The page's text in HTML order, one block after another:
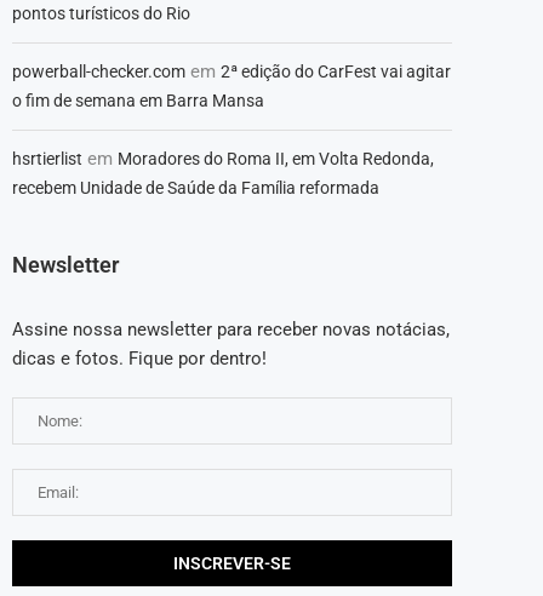
pontos turísticos do Rio
powerball-checker.com em 2ª edição do CarFest vai agitar
o fim de semana em Barra Mansa
hsrtierlist em Moradores do Roma II, em Volta Redonda,
recebem Unidade de Saúde da Família reformada
Newsletter
Assine nossa newsletter para receber novas notácias,
dicas e fotos. Fique por dentro!